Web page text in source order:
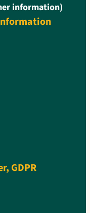
information)
GDPR